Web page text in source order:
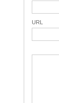
URL